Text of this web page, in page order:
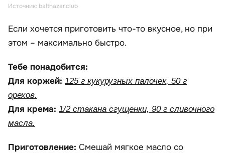
Источник: balthazar.club
Если хочется приготовить что-то вкусное, но при
этом – максимально быстро.
Тебе понадобится:
Для коржей: 125 г кукурузных палочек, 50 г
орехов.
Для крема: 1/2 стакана сгущенки, 90 г сливочного
масла.
Приготовление: Смешай мягкое масло со